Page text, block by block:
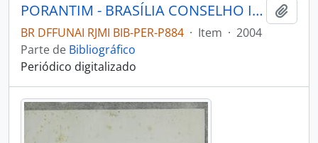
PORANTIM - BRASÍLIA CONSELHO INDIGENISTA MISSIONÁRIO - 2004 - Nº271
BR DFFUNAI RJMI BIB-PER-P884 · Item · 2004
Parte de Bibliográfico
Periódico digitalizado